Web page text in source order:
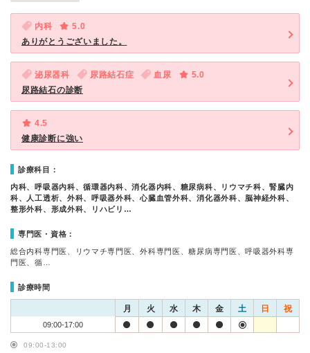
内科
5.0
ありがとうございました。
泌尿器科 尿路結石症 血尿
5.0
尿路結石の診断
4.5
健康診断に強い
診療科目：
内科、呼吸器内科、循環器内科、消化器内科、糖尿病科、リウマチ科、腎臓内
科、人工透析、外科、呼吸器外科、心臓血管外科、消化器外科、脳神経外科、
整形外科、形成外科、リハビリ…
専門医・資格：
総合内科専門医、リウマチ専門医、外科専門医、糖尿病専門医、呼吸器外科専
門医、循…
診療時間
月 火 水 木 金 土 日 祝
09:00-17:00
09:00-13:00